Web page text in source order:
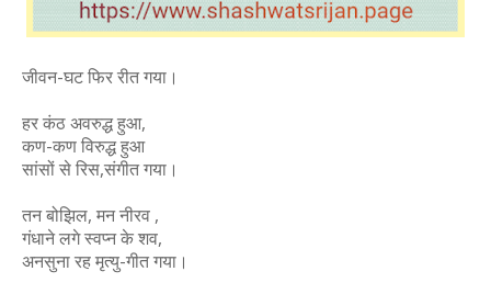
जीवन-घट फिर रीत गया।
हर कंठ अवरुद्ध हुआ,
कण-कण विरुद्ध हुआ
सांसों से रिस,संगीत गया।
तन बोझिल, मन नीरव ,
गंधाने लगे स्वप्न के शव,
अनसुना रह मृत्यु-गीत गया।